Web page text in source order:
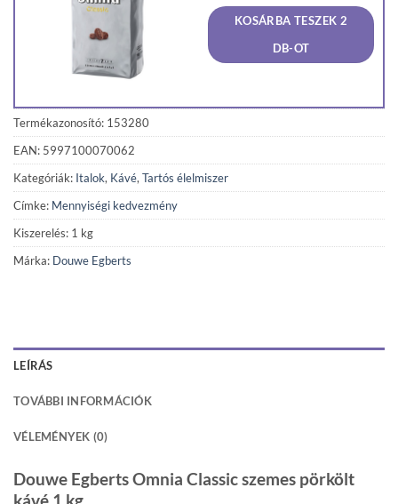
was:
6
990 Ft.
is:
710
KOSÁRBA TESZEK 2
DB-OT
Termékazonosító: 153280
EAN: 5997100070062
Kategóriák: Italok, Kávé, Tartós élelmiszer
Címke: Mennyiségi kedvezmény
Kiszerelés: 1 kg
Márka: Douwe Egberts
LEÍRÁS
TOVÁBBI INFORMÁCIÓK
VÉLEMÉNYEK (0)
Douwe Egberts Omnia Classic szemes pörkölt
kávé 1 kg